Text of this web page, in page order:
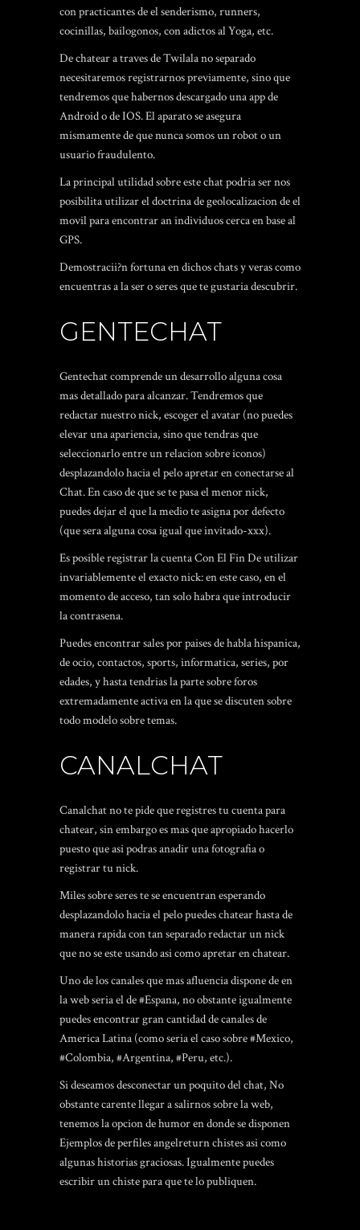
con practicantes de el senderismo, runners,
cocinillas, bailogonos, con adictos al Yoga, etc.
De chatear a traves de Twilala no separado
necesitaremos registrarnos previamente, sino que
tendremos que habernos descargado una app de
Android o de IOS. El aparato se asegura
mismamente de que nunca somos un robot o un
usuario fraudulento.
La principal utilidad sobre este chat podri­a ser nos
posibilita utilizar el doctrina de geolocalizacion de el
movil para encontrar an individuos cerca en base al
GPS.
Demostracii?n fortuna en dichos chats y veras como
encuentras a la ser o seres que te gustaria descubrir.
GENTECHAT
Gentechat comprende un desarrollo alguna cosa
mas detallado para alcanzar. Tendremos que
redactar nuestro nick, escoger el avatar (no puedes
elevar una apariencia, sino que tendras que
seleccionarlo entre un relacion sobre iconos)
desplazandolo hacia el pelo apretar en conectarse al
Chat. En caso de que se te pasa el menor nick,
puedes dejar el que la medio te asigna por defecto
(que sera alguna cosa igual que invitado-xxx).
Es posible registrar la cuenta Con El Fin De utilizar
invariablemente el exacto nick: en este caso, en el
momento de acceso, tan solo habra que introducir
la contrasena.
Puedes encontrar sales por paises de habla hispanica,
de ocio, contactos, sports, informatica, series, por
edades, y hasta tendri­as la parte sobre foros
extremadamente activa en la que se discuten sobre
todo modelo sobre temas.
CANALCHAT
Canalchat no te pide que registres tu cuenta para
chatear, sin embargo es mas que apropiado hacerlo
puesto que asi podras anadir una fotografia o
registrar tu nick.
Miles sobre seres te se encuentran esperando
desplazandolo hacia el pelo puedes chatear hasta de
manera rapida con tan separado redactar un nick
que no se este usando asi­ como apretar en chatear.
Uno de los canales que mas afluencia dispone de en
la web seri­a el de #Espana, no obstante igualmente
puedes encontrar gran cantidad de canales de
America Latina (como seri­a el caso sobre #Mexico,
#Colombia, #Argentina, #Peru, etc.).
Si deseamos desconectar un poquito del chat, No
obstante carente llegar a salirnos sobre la web,
tenemos la opcion de humor en donde se disponen
Ejemplos de perfiles angelreturnchistes asi­ como
algunas historias graciosas. Igualmente puedes
escribir un chiste para que te lo publiquen.